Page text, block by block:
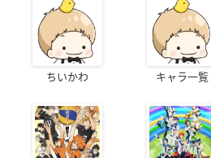
ちいかわ キャラ一覧